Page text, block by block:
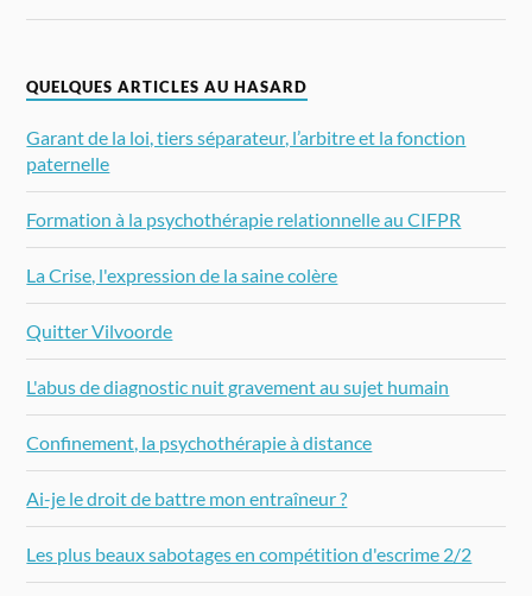
QUELQUES ARTICLES AU HASARD
Garant de la loi, tiers séparateur, l’arbitre et la fonction
paternelle
Formation à la psychothérapie relationnelle au CIFPR
La Crise, l'expression de la saine colère
Quitter Vilvoorde
L'abus de diagnostic nuit gravement au sujet humain
Confinement, la psychothérapie à distance
Ai-je le droit de battre mon entraîneur ?
Les plus beaux sabotages en compétition d'escrime 2/2